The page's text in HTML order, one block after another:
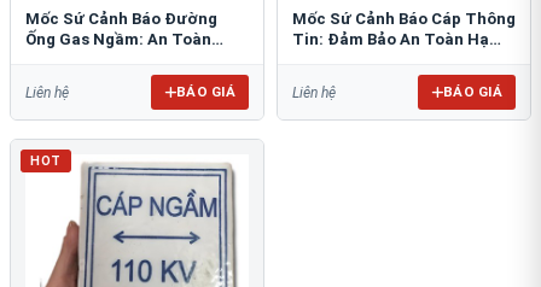
Mốc Sứ Cảnh Báo Đường
Ống Gas Ngầm: An Toàn
Liên hệ BÁO GIÁ
Mốc Sứ Cảnh Báo Cáp Thông
Tin: Đảm Bảo An Toàn Hạ
Liên hệ BÁO GIÁ
HOT